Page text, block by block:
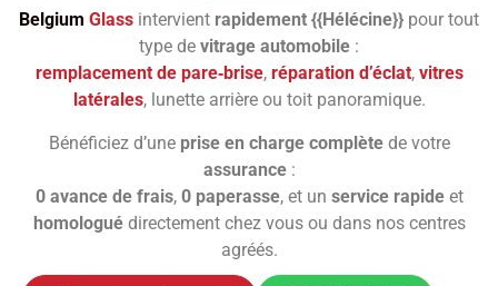
Belgium Glass intervient rapidement {{Hélécine}} pour tout
type de vitrage automobile :
remplacement de pare‑brise, réparation d’éclat, vitres
latérales, lunette arrière ou toit panoramique.
Bénéficiez d’une prise en charge complètede votre
assurance:
0 avance de frais, 0 paperasse, et un service rapideet
homologuédirectement chez vous ou dans nos centres
agréés.